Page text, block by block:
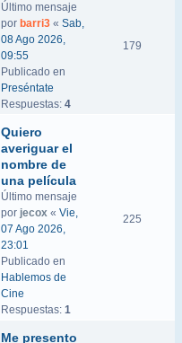
Último mensaje
por barri3 « Sab,
08 Ago 2026,
09:55
Publicado en
Preséntate
Respuestas: 4
179
Quiero
averiguar el
nombre de
una película
Último mensaje
por jecox « Vie,
07 Ago 2026,
23:01
Publicado en
Hablemos de
Cine
Respuestas: 1
225
Me presento